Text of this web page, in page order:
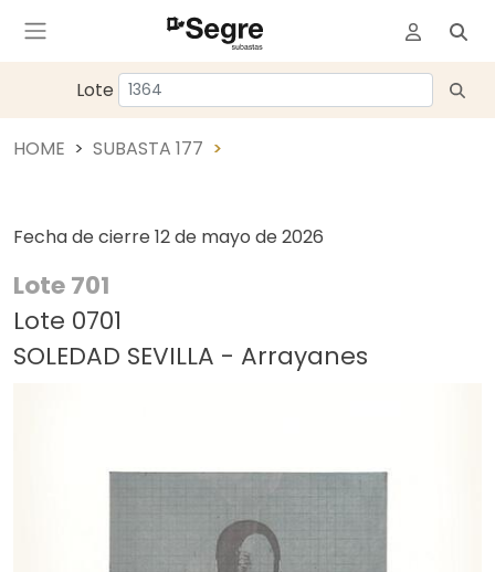
Lote
HOME SUBASTA 177
Fecha de cierre 12 de mayo de 2026
Lote 701
Lote 0701
SOLEDAD SEVILLA - Arrayanes